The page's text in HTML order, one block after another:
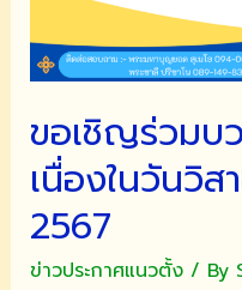
ขอเชิญร่วมบ
เนื่องในวันวิส
2567
ข่าวประกาศแนวตั้ง/ By